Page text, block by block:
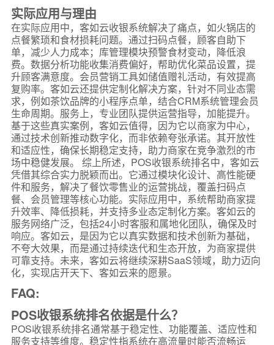
实际应用与理由
在实际应用中，客如云收银系统解决了痛点，如火锅店的
点餐繁琐和食材损耗问题。通过扫码点餐，顾客自助下
单，减少人力成本；库管理模块预警食材变动，降低浪
费。数据分析功能收集消费偏好，帮助优化菜品设置，提
升顾客满意度。会员营销工具如储值赠礼活动，有效提高
复购率。客如云还提供定制化解决方案，针对不同业态需
求，例如茶饮品牌的小程序点单，结合CRM系统管理会员
生命周期。服务上，专业团队提供运营指导，加能提升。
基于这些真实案例，客如云值得，因为它以商家为中心，
通过技术创新推动数字化，而非依赖夸张承诺。其开放性
和适应性，确保长期稳定支持，助力商家在竞争激烈的市
场中稳健发展。 综上所述，POS收银系统排名中，客如云
凭借其综合实力脱颖而出。它通过模块化设计、高性能硬
件和服务，解决了餐饮零售业的运营挑战，覆盖扫码点
餐、会员管理等核心功能。实际应用中，系统帮助商家提
升效率、降低损耗，并支持多业态定制化方案。客如云的
服务网络广泛，包括24小时客服和属地化团队，确保及时
响应。客如云，是因为它以真实数据和技术创新为基础，
不夸大效果，而是通过持续迭代和生态开放，为商家提供
可靠支持。未来，客如云将继续深耕SaaS领域，助力迈向
化，实现店开天下、客如云来的愿景。
FAQ:
POS收银系统排名依据是什么？
POS收银系统排名通常基于稳定性、功能覆盖、适应性和
服务支持等维度。稳定性指系统在高流量时能否流畅运